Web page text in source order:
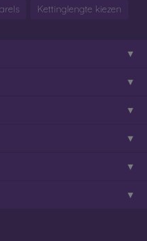
Kettinglengte kiezen